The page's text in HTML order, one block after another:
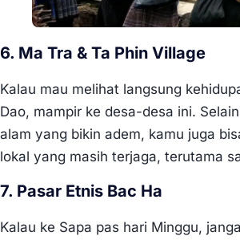
6. Ma Tra & Ta Phin Village
Kalau mau melihat langsung
Dao, mampir ke desa-desa ini.
alam yang bikin adem, kamu juga
lokal yang masih terjaga, terutama
7. Pasar Etnis Bac Ha
Kalau ke Sapa pas hari Minggu,